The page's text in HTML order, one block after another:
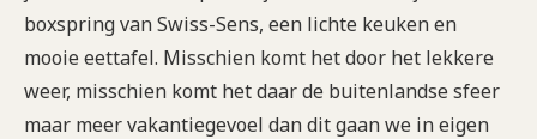
boxspring van Swiss-Sens, een lichte keuken en
mooie eettafel. Misschien komt het door het lekkere
weer, misschien komt het daar de buitenlandse sfeer
maar meer vakantiegevoel dan dit gaan we in eigen